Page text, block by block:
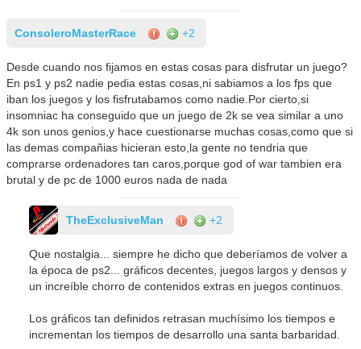
ConsoleroMasterRace +2
Desde cuando nos fijamos en estas cosas para disfrutar un juego?
En ps1 y ps2 nadie pedia estas cosas,ni sabiamos a los fps que
iban los juegos y los fisfrutabamos como nadie.Por cierto,si
insomniac ha conseguido que un juego de 2k se vea similar a uno
4k son unos genios,y hace cuestionarse muchas cosas,como que si
las demas compañias hicieran esto,la gente no tendria que
comprarse ordenadores tan caros,porque god of war tambien era
brutal y de pc de 1000 euros nada de nada
TheExclusiveMan +2
Que nostalgia... siempre he dicho que deberíamos de volver a
la época de ps2... gráficos decentes, juegos largos y densos y
un increíble chorro de contenidos extras en juegos continuos.
Los gráficos tan definidos retrasan muchísimo los tiempos e
incrementan los tiempos de desarrollo una santa barbaridad.